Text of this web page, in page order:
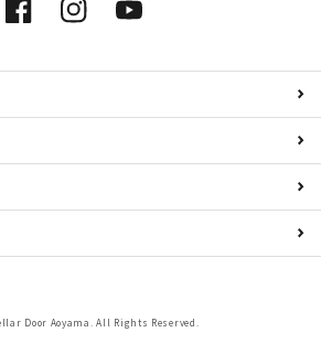
FacebookInstagramYouTube
Door Aoyama . All Rights Reserved.